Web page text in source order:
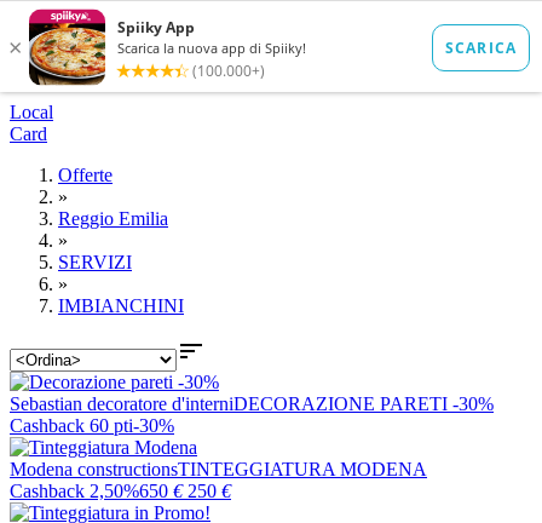
Local
Card
Offerte
»
Reggio Emilia
»
SERVIZI
»
IMBIANCHINI

Sebastian decoratore d'interniDECORAZIONE PARETI -30%
Cashback 60 pti-30%
Modena constructionsTINTEGGIATURA MODENA
Cashback 2,50%650 € 250 €